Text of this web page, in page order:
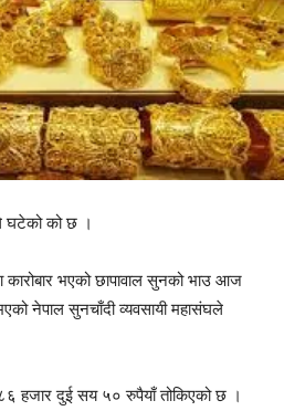
घटेको को छ ।
कारोबार भएको छापावाल सुनको भाउ आज
नेपाल सुनचाँदी व्यवसायी महासंघले
हजार दुई सय ५० रुपैयाँ तोकिएको छ ।